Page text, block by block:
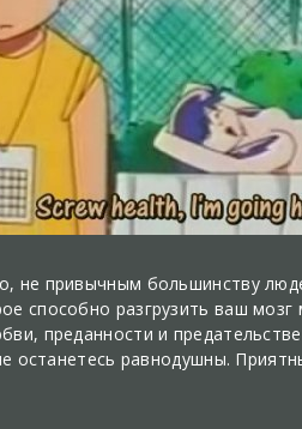
не привычным большинству
способно разгрузить ваш
преданности и
останетесь равнодушны.